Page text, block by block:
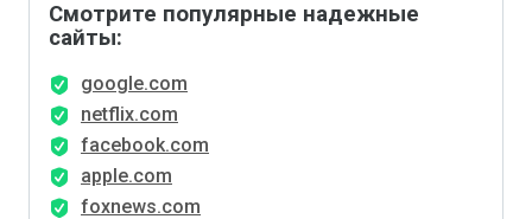
Смотрите популярные надежные
сайты:
google.com
netflix.com
facebook.com
apple.com
foxnews.com